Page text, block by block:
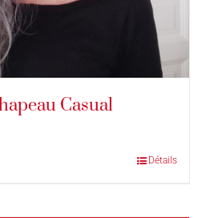
Casual
Détails